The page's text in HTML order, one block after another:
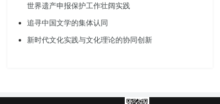
世界遗产申报保护工作壮阔实践
追寻中国文学的集体认同
新时代文化实践与文化理论的协同创新